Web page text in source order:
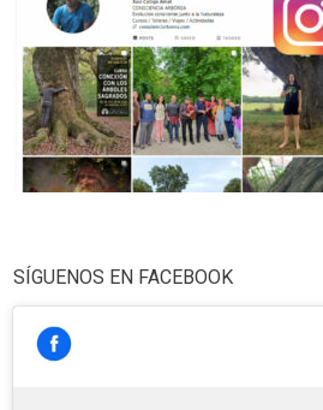
SÍGUENOS EN FACEBOOK